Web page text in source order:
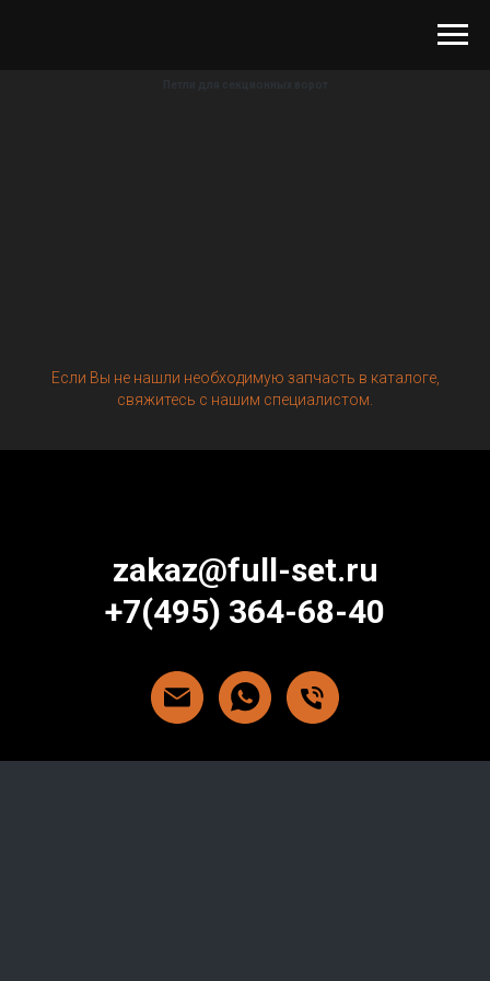
Если Вы не нашли необходимую запчасть в каталоге,
свяжитесь с нашим специалистом.
zakaz@full-set.ru
+7(495) 364-68-40